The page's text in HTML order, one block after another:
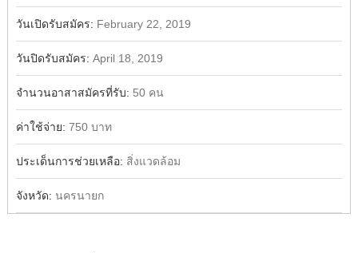
วันเปิดรับสมัคร: February 22, 2019
วันปิดรับสมัคร: April 18, 2019
จำนวนอาสาสมัครที่รับ: 50 คน
ค่าใช้จ่าย: 750 บาท
ประเด็นการช่วยเหลือ: สิ่งแวดล้อม
จังหวัด: นครนายก